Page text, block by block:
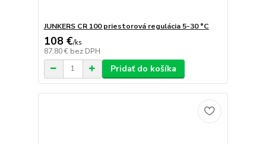
JUNKERS CR 100 priestorová regulácia 5-30 °C
108 €/ks
87,80 € bez DPH
Pridať do košíka